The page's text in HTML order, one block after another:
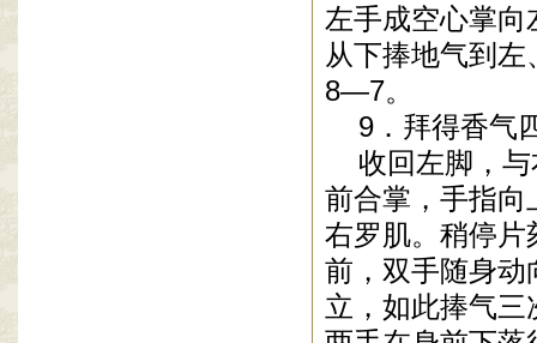
左手成空心掌
从下捧地气到
8—7。
9．拜得香气
收回左脚，与
前合掌，手指向
右罗肌。稍停片
前，双手随身动
立，如此捧气